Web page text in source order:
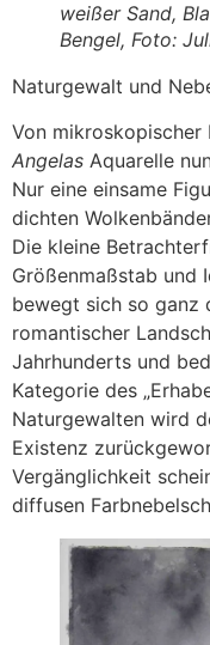
weißer Sand,
Bengel, Foto:
Naturgewalt und
Von mikroskopischer
Angelas Aquarelle
Nur eine einsame
dichten
Die kleine
Größenmaßstab und
bewegt sich so ganz
romantischer
Jahrhunderts und
Kategorie des
Naturgewalten wird
Existenz
Vergänglichkeit
diffusen